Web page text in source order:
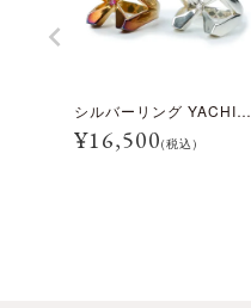
シルバーリング YACHIMATA01
¥16,500(税込)